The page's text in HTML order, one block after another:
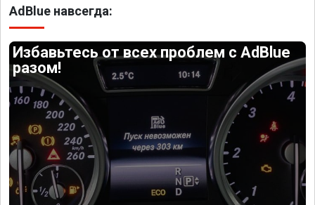
AdBlue навсегда:
Избавьтесь от всех проблем с AdBlue
разом!